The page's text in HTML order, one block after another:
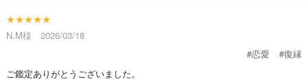
★★★★★
N.M様 2026/03/18
#恋愛
#復縁
ご鑑定ありがとうございました。